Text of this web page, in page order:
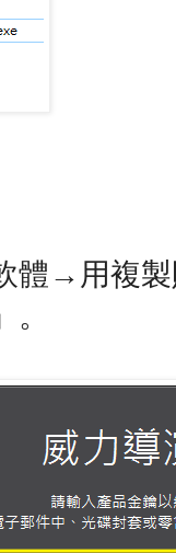
體→用複
」。